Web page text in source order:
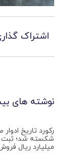
اشتراک
نوشته های
رکورد تاریخ
میلیارد ریال